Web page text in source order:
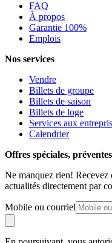
FAQ
À propos
Garantie 100%
Emplois
Nos services
Vendre
Billets de groupe
Billets de saison
Billets de loge
Services aux
Calendrier
Offres spéciales,
Ne manquez rien! Recevez
actualités directement par
Mobile ou courriel